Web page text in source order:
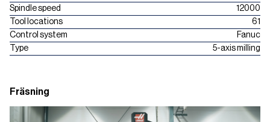
Spindle speed
12000
Tool locations
61
Control system
Fanuc
Type
5-axis milling
Fräsning